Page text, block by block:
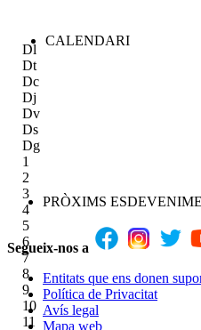
CALENDARI
Dl
Dt
Dc
Dj
Dv
Ds
Dg
1
2
3
4
5
6
7
8
9
10
11
PRÒXIMS
Segueix-nos a
Entitats que ens donen
Política de Privacitat
Avís legal
Mapa web